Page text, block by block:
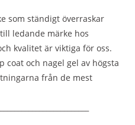
som ständigt överraskar
ledande märke hos
kvalitet är viktiga för oss.
coat och nagel gel av högsta
från de mest